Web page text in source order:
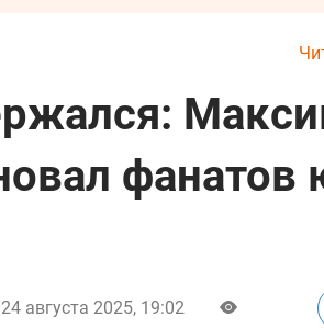
24 августа 2025, 19:02